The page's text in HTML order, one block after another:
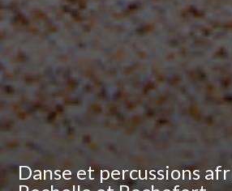
Danse et percussions